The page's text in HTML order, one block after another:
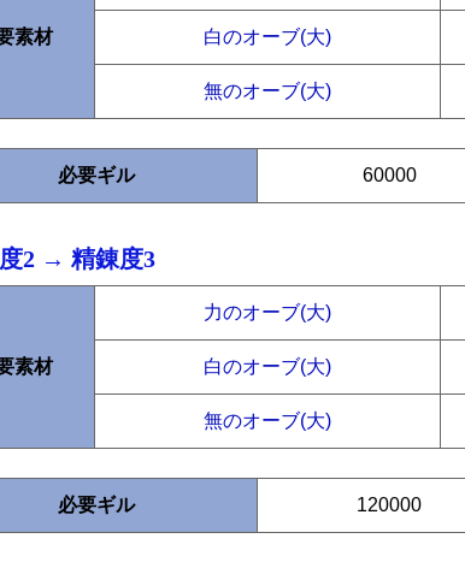
素材 白のオーブ(大)
無のオーブ(大)
必要ギル 60000
2 → 精錬度3
素材
力のオーブ(大)
白のオーブ(大)
無のオーブ(大)
必要ギル 120000